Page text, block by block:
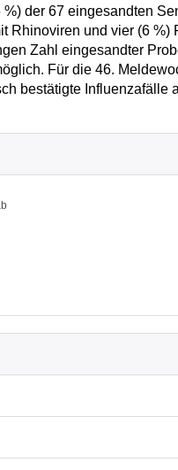
der 67 eingesandten
Rhinoviren und vier (6 %)
Zahl eingesandter
Für die 46.
bestätigte Influenzafälle